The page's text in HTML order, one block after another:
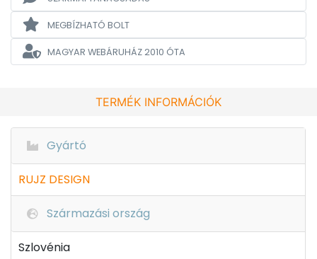
MEGBÍZHATÓ BOLT
MAGYAR WEBÁRUHÁZ2010 ÓTA
TERMÉK INFORMÁCIÓK
Gyártó
RUJZ DESIGN
Származási ország
Szlovénia